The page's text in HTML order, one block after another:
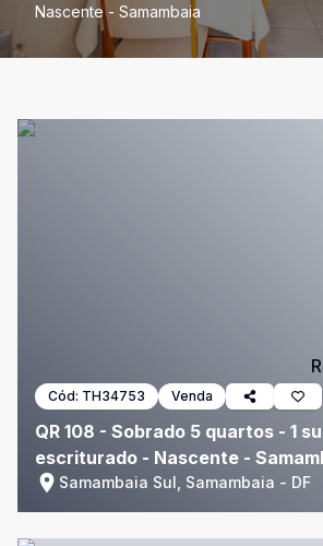
Nascente - Samambaia
Cód: TH34753 Venda
QR 108 - Sobrado 5 quartos - 1
escriturado - Nascente -
Samambaia Sul, Samambaia - DF